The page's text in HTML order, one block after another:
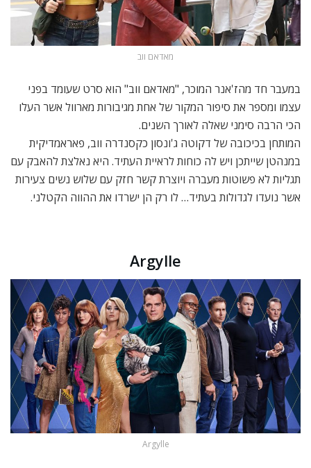
מאדאם ווב
במעבר חד מהז'אנר המוכר, "מאדאם ווב" הוא סרט שעומד בפני
עצמו ומספר את סיפור המקור של אחת מגיבורות מארוול אשר העלו
הכי הרבה סימני שאלה לאורך השנים.
המותחן בכיכובה של דקוטה ג'ונסון כקסנדרה ווב, פאראמדיקית
במנהטן שייתכן ויש לה כוחות לראיית העתיד. היא נאלצת להאבק עם
תגליות לא פשוטות מעברה ויוצרת קשר חזק עם שלוש נשים צעירות
אשר נועדו לגדולות בעתיד… לו רק הן ישרדו את ההווה הקטלני.
Argylle
Argylle